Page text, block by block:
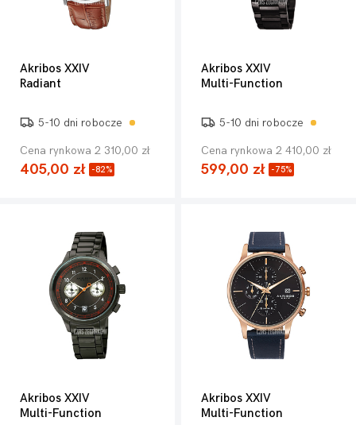
Akribos XXIV
Radiant
5-10 dni robocze
Cena rynkowa 2 310,00 zł
405,00 zł -82%
Akribos XXIV
Multi-Function
5-10 dni robocze
Cena rynkowa 2 410,00 zł
599,00 zł -75%
Akribos XXIV
Multi-Function
Akribos XXIV
Multi-Function